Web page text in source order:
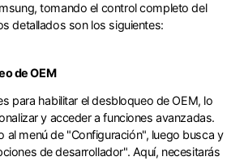
tomando el control completo del
detallados son los siguientes:
de OEM
para habilitar el desbloqueo de OEM, lo
y acceder a funciones avanzadas.
al menú de "Configuración", luego busca y
de desarrollador". Aquí, necesitarás